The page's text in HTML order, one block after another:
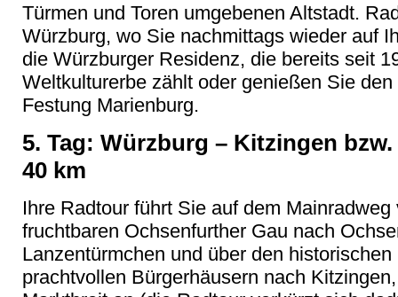
Türmen und Toren umgebenen Altstadt.
Würzburg, wo Sie nachmittags wieder auf
die Würzburger Residenz, die bereits seit
Weltkulturerbe zählt oder genießen Sie
Festung Marienburg.
5. Tag: Würzburg – Kitzingen
40 km
Ihre Radtour führt Sie auf dem
fruchtbaren Ochsenfurther Gau nach
Lanzentürmchen und über den
prachtvollen Bürgerhäusern nach